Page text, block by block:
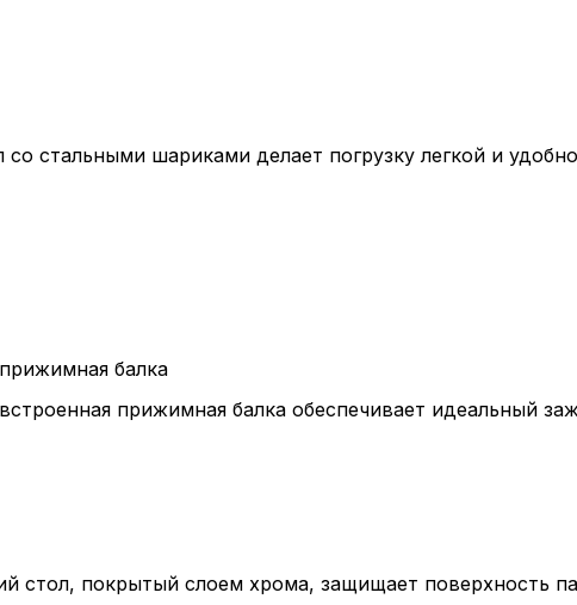
стальными шариками делает погрузку легкой и
балка
прижимная балка обеспечивает идеальный
стол, покрытый слоем хрома, защищает поверхность
cookie (в т.ч.